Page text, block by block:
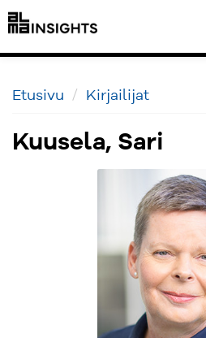
Etusivu Kirjailijat
Kuusela, Sari